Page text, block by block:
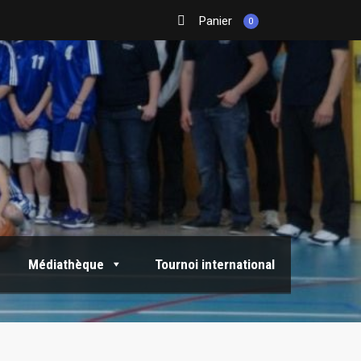
Panier 0
Médiathèque Tournoi international